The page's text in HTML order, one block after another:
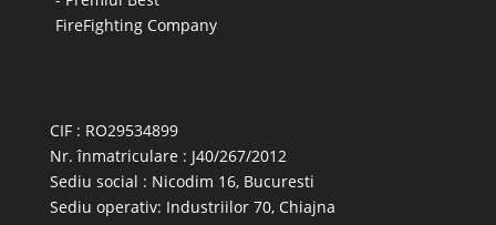
CIF : RO29534899
Nr. înmatriculare : J40/267/2012
Sediu social : Nicodim 16, Bucuresti
Sediu operativ: Industriilor 70, Chiajna